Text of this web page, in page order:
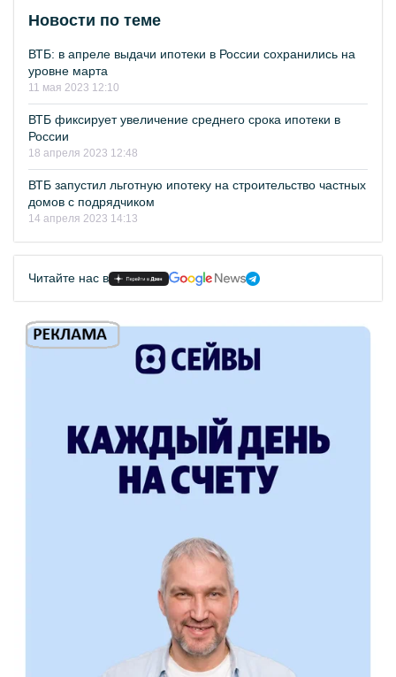
Новости по теме
ВТБ: в апреле выдачи ипотеки в России сохранились на
уровне марта
11 мая 2023 12:10
ВТБ фиксирует увеличение среднего срока ипотеки в
России
18 апреля 2023 12:48
ВТБ запустил льготную ипотеку на строительство частных
домов с подрядчиком
14 апреля 2023 14:13
Читайте нас в